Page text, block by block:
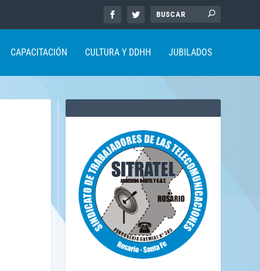
CAPACITACIÓN CULTURA Y DDHH JUBILADOS